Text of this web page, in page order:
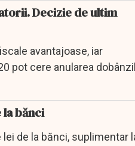
Decizie de ultim
avantajoase, iar
pot cere anularea
la bănci
de la bănci, suplimentar